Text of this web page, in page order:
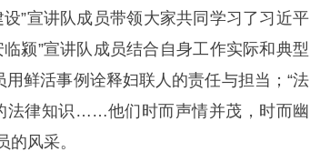
”宣讲队成员带领大家共同学习了习近平
颍”宣讲队成员结合自身工作实际和典型
鲜活事例诠释妇联人的责任与担当；“法
法律知识……他们时而声情并茂，时而幽
风采。